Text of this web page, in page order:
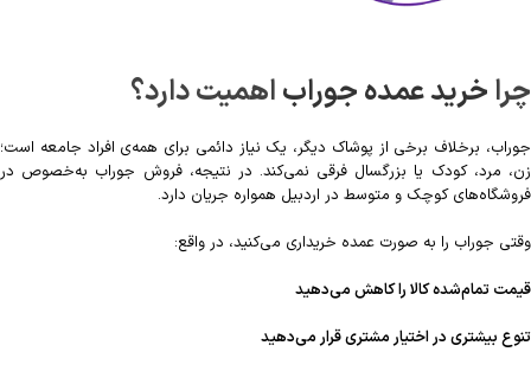
چراخرید عمده جوراباهمیت دارد؟
جوراب، برخلاف برخی از پوشاک دیگر، یک نیاز دائمی برای همه‌ی افراد جامعه است؛
زن، مرد، کودک یا بزرگسال فرقی نمی‌کند. در نتیجه، فروش جوراب به‌خصوص در
فروشگاه‌های کوچک و متوسط در اردبیل همواره جریان دارد.
وقتی جوراب را به صورت عمده خریداری می‌کنید، در واقع:
قیمت تمام‌شده کالا را کاهش می‌دهید
تنوع بیشتری در اختیار مشتری قرار می‌دهید